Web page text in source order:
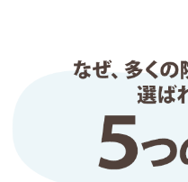
こせきあゆみ
日曜日に腰を痛め
施術を受ける事が